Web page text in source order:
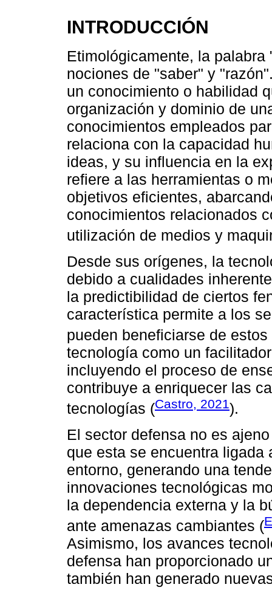
INTRODUCCIÓN
Etimológicamente, la
nociones de "saber" y
un conocimiento o habilidad
organización y dominio de
conocimientos empleados
relaciona con la capacidad
ideas, y su influencia en la
refiere a las herramientas o
objetivos eficientes,
conocimientos relacionados
utilización de medios y
Desde sus orígenes, la
debido a cualidades
la predictibilidad de ciertos
característica permite a los
pueden beneficiarse de
tecnología como un
incluyendo el proceso de
contribuye a enriquecer las
tecnologías (Castro, 2021).
El sector defensa no es
que esta se encuentra
entorno, generando una
innovaciones tecnológicas
la dependencia externa y la
ante amenazas cambiantes (
Asimismo, los avances
defensa han proporcionado
también han generado